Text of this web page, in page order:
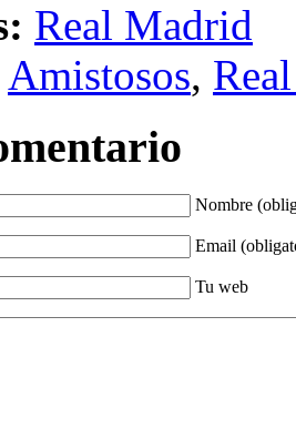
Real Madrid
Amistosos,
Nombre
Email
Tu web